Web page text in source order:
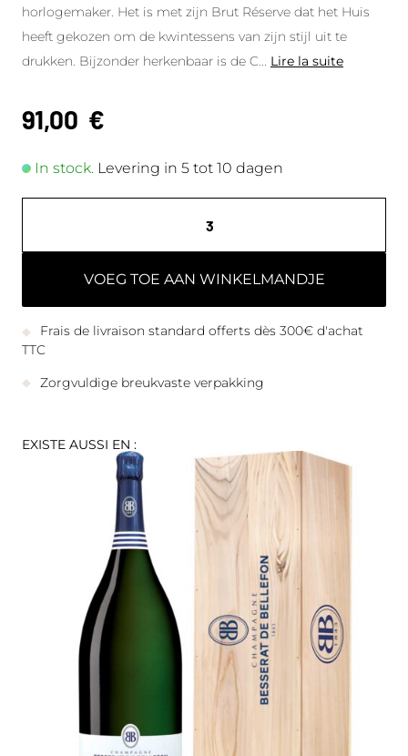
horlogemaker. Het is met zijn Brut Réserve dat het Huis
heeft gekozen om de kwintessens van zijn stijl uit te
drukken. Bijzonder herkenbaar is de C
Lire la suite
91,00 €
In stock. Levering in 5 tot 10 dagen
VOEG TOE AAN WINKELMANDJE
Frais de livraison standard offerts dès 300€ d'achat
TTC
Zorgvuldige breukvaste verpakking
EXISTE AUSSI EN :